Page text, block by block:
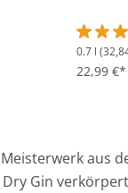
von 4.5 von
0.7 l
22,99 €*
aus
Gin